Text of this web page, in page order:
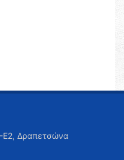
Ε2, Δραπετσώνα